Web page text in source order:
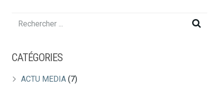
CATÉGORIES
ACTU MEDIA (7)